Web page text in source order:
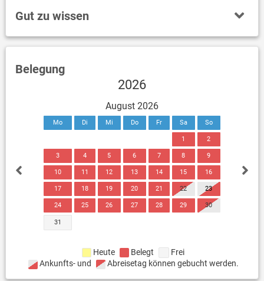
Gut zu wissen
Belegung
2026
August 2026
Mo Di Mi Do Fr Sa So
1 2
3 4 5 6 7 8 9
10 11 12 13 14 15 16
17 18 19 20 21 22 23
24 25 26 27 28 29 30
31
Heute Belegt
Frei
Ankunfts- und
Abreisetag können gebucht werden.